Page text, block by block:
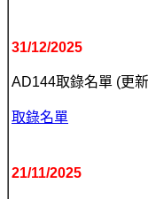
31/12/2025
AD144取錄名單 (更新
取錄名單
21/11/2025